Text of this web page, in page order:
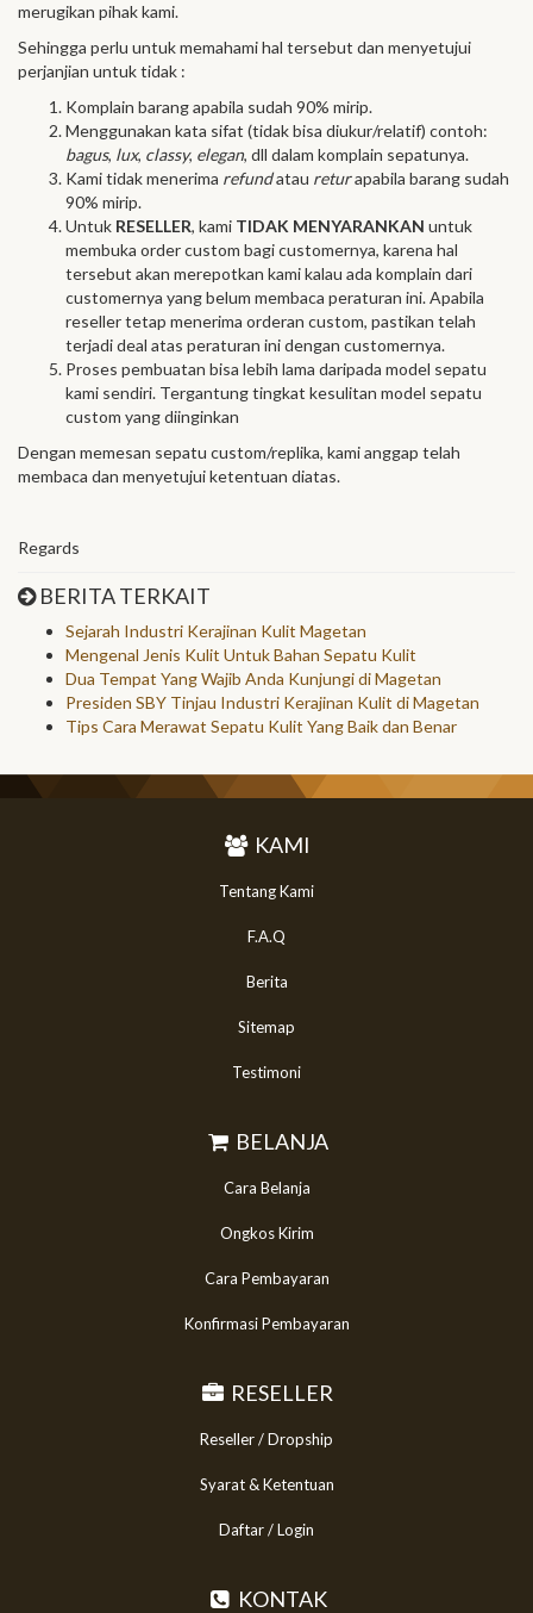
merugikan pihak kami.
Sehingga perlu untuk memahami hal tersebut dan menyetujui
perjanjian untuk tidak :
Komplain barang apabila sudah 90% mirip.
Menggunakan kata sifat (tidak bisa diukur/relatif) contoh:
bagus, lux, classy, elegan, dll dalam komplain sepatunya.
Kami tidak menerima refundatau returapabila barang sudah
90% mirip.
Untuk RESELLER, kami TIDAK MENYARANKAN untuk
membuka order custom bagi customernya, karena hal
tersebut akan merepotkan kami kalau ada komplain dari
customernya yang belum membaca peraturan ini. Apabila
reseller tetap menerima orderan custom, pastikan telah
terjadi deal atas peraturan ini dengan customernya.
Proses pembuatan bisa lebih lama daripada model sepatu
kami sendiri. Tergantung tingkat kesulitan model sepatu
custom yang diinginkan
Dengan memesan sepatu custom/replika, kami anggap telah
membaca dan menyetujui ketentuan diatas.
Regards
BERITA TERKAIT
Sejarah Industri Kerajinan Kulit Magetan
Mengenal Jenis Kulit Untuk Bahan Sepatu Kulit
Dua Tempat Yang Wajib Anda Kunjungi di Magetan
Presiden SBY Tinjau Industri Kerajinan Kulit di Magetan
Tips Cara Merawat Sepatu Kulit Yang Baik dan Benar
KAMI
Tentang Kami
F.A.Q
Berita
Sitemap
Testimoni
BELANJA
Cara Belanja
Ongkos Kirim
Cara Pembayaran
Konfirmasi Pembayaran
RESELLER
Reseller / Dropship
Syarat & Ketentuan
Daftar / Login
KONTAK